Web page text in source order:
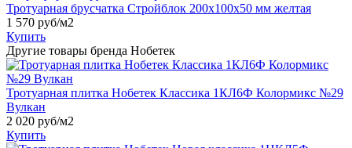
Тротуарная брусчатка Стройблок 200х100х50 мм желтая
1 570 руб/м2
Купить
Другие товары бренда Нобетек
Тротуарная плитка Нобетек Классика 1КЛ6Ф Колормикс №29
Вулкан
2 020 руб/м2
Купить